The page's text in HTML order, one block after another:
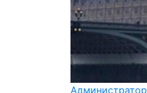
Администратор